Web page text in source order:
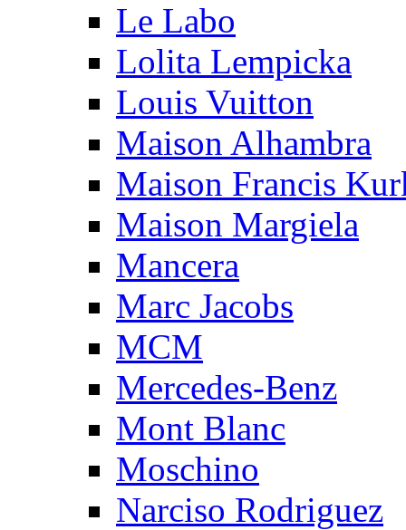
Le Labo
Lolita Lempicka
Louis Vuitton
Maison Alhambra
Maison Francis
Maison Margiela
Mancera
Marc Jacobs
MCM
Mercedes-Benz
Mont Blanc
Moschino
Narciso Rodriguez